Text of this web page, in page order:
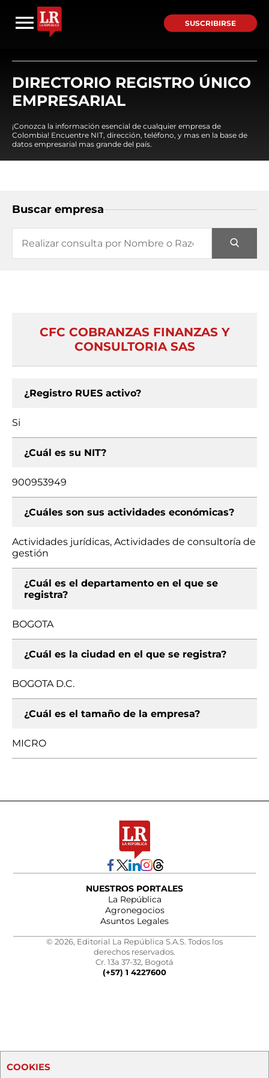
SUSCRIBIRSE
DIRECTORIO REGISTRO ÚNICO
EMPRESARIAL
¡Conozca la información esencial de cualquier empresa de
Colombia! Encuentre NIT, dirección, teléfono, y mas en la base de
datos empresarial mas grande del país.
Buscar empresa
CFC COBRANZAS FINANZAS Y
CONSULTORIA SAS
¿Registro RUES activo?
Si
¿Cuál es su NIT?
900953949
¿Cuáles son sus actividades económicas?
Actividades jurídicas, Actividades de consultoría de
gestión
¿Cuál es el departamento en el que se
registra?
BOGOTA
¿Cuál es la ciudad en el que se registra?
BOGOTA D.C.
¿Cuál es el tamaño de la empresa?
MICRO
NUESTROS PORTALES
La República
Agronegocios
Asuntos Legales
© 2026, Editorial La República S.A.S. Todos los
derechos reservados.
Cr. 13a 37-32, Bogotá
(+57) 1 4227600
COOKIES